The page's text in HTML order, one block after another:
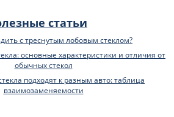
статьи
с треснутым лобовым стеклом?
основные характеристики и отличия от
обычных стекол
подходят к разным авто: таблица
взаимозаменяемости